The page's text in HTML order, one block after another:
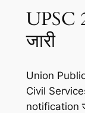
UPSC
जारी
Union
Civil
notification